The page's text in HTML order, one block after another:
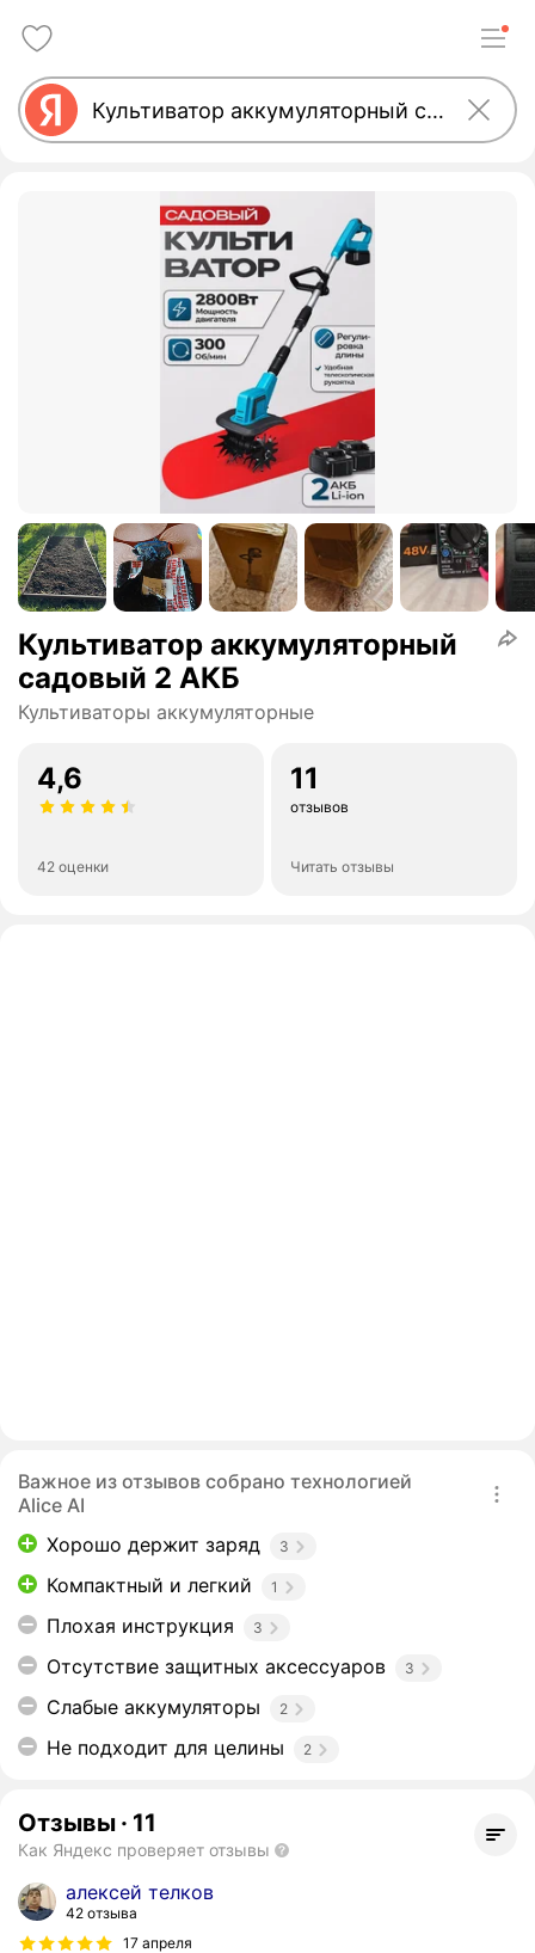
Культиватор аккумуляторный
садовый 2 АКБ
Культиваторы аккумуляторные
4,6
42 оценки
11
отзывов
Читать отзывы
Важное из отзывов собрано технологией
Alice AI
Хорошо держит заряд
3
Компактный и легкий 1
Плохая инструкция 3
Отсутствие защитных аксессуаров 3
Слабые аккумуляторы 2
Не подходит для целины 2
Отзывы · 11
Как Яндекс проверяет отзывы
алексей телков
42 отзыва
17 апреля